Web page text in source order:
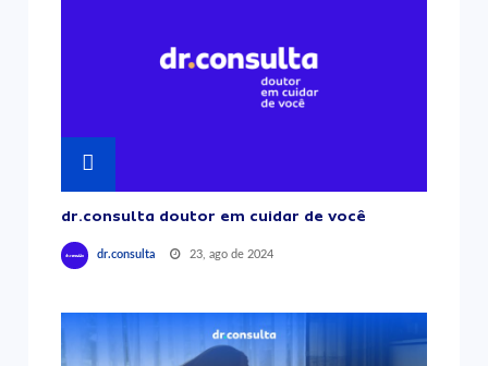
dr.consulta doutor em cuidar de você
dr.consulta 23, ago de 2024